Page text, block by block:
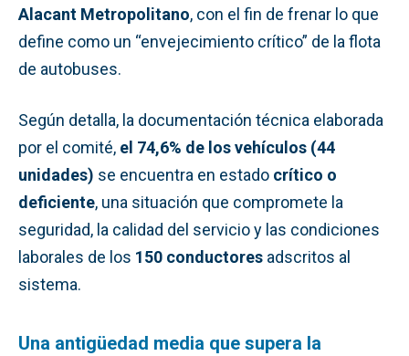
Alacant Metropolitano, con el fin de frenar lo que
define como un “envejecimiento crítico” de la flota
de autobuses.
Según detalla, la documentación técnica elaborada
por el comité, el 74,6% de los vehículos (44
unidades) se encuentra en estado crítico o
deficiente, una situación que compromete la
seguridad, la calidad del servicio y las condiciones
laborales de los 150 conductores adscritos al
sistema.
Una antigüedad media que supera la